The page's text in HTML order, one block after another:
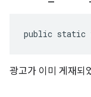
public static
광고가 이미 게재되